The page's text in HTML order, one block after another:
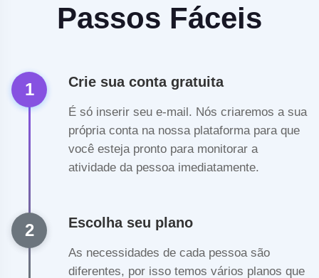
Passos Fáceis
1 Crie sua conta gratuita
É só inserir seu e-mail. Nós criaremos a sua
própria conta na nossa plataforma para que
você esteja pronto para monitorar a
atividade da pessoa imediatamente.
2 Escolha seu plano
As necessidades de cada pessoa são
diferentes, por isso temos vários planos que